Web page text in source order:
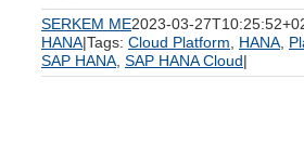
SERKEM ME2023-03-
HANA|Tags: Cloud Platform HANA
SAP HANA SAP HANA Cloud|